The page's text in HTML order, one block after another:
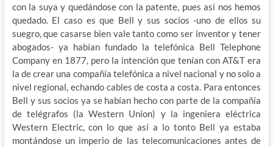
con la suya y quedándose con la patente, pues así nos hemos
quedado. El caso es que Bell y sus socios -uno de ellos su
suegro, que casarse bien vale tanto como ser inventor y tener
abogados- ya habían fundado la telefónica Bell Telephone
Company en 1877, pero la intención que tenían con AT&T era
la de crear una compañía telefónica a nivel nacional y no solo a
nivel regional, echando cables de costa a costa. Para entonces
Bell y sus socios ya se habían hecho con parte de la compañía
de telégrafos (la Western Union) y la ingeniera eléctrica
Western Electric, con lo que así a lo tonto Bell ya estaba
montándose un imperio de las telecomunicaciones antes de